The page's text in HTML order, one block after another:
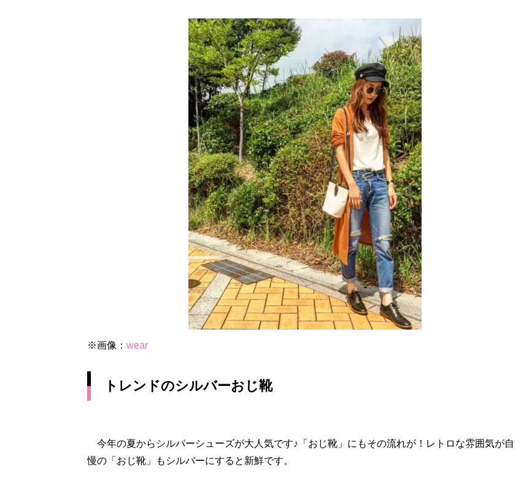
※画像： wear
トレンドのシルバーおじ靴
今年の夏からシルバーシューズが大人気です♪「おじ靴」にもその流れが！レトロな雰囲気が自
慢の「おじ靴」もシルバーにすると新鮮です。